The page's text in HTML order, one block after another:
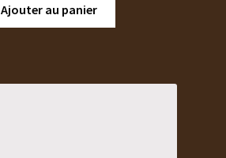
Ajouter au panier